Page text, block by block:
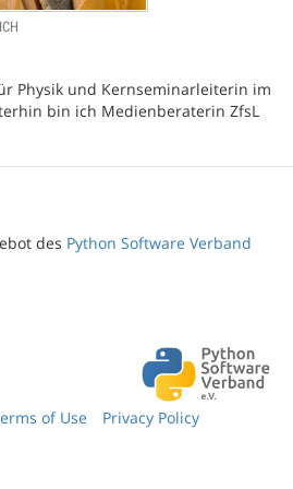
Physik und Kernseminarleiterin im
bin ich Medienberaterin ZfsL
des Python Software Verband
of Use Privacy Policy